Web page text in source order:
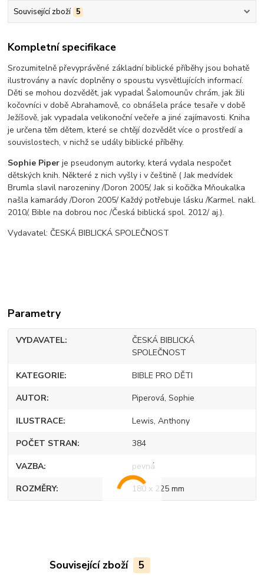
Související zboží 5
Kompletní specifikace
Srozumitelně převyprávěné základní biblické příběhy jsou bohatě
ilustrovány a navíc doplněny o spoustu vysvětlujících informací.
Děti se mohou dozvědět, jak vypadal Šalomounův chrám, jak žili
kočovníci v době Abrahamově, co obnášela práce tesaře v době
Ježíšově, jak vypadala velikonoční večeře a jiné zajímavosti. Kniha
je určena těm dětem, které se chtějí dozvědět více o prostředí a
souvislostech, v nichž se udály biblické příběhy.
Sophie Piper je pseudonym autorky, která vydala nespočet
dětských knih. Některé z nich vyšly i v češtině ( Jak medvídek
Brumla slavil narozeniny /Doron 2005/, Jak si kočička Mňoukalka
našla kamarády /Doron 2005/ Každý potřebuje lásku /Karmel. nakl.
2010/, Bible na dobrou noc /Česká biblická spol. 2012/ aj.).
Vydavatel: ČESKÁ BIBLICKÁ SPOLEČNOST
Parametry
VYDAVATEL
ČESKÁ BIBLICKÁ
SPOLEČNOST
KATEGORIE BIBLE PRO DĚTI
AUTOR Piperová, Sophie
ILUSTRACE Lewis, Anthony
POČET STRAN 384
VAZBA pevná
ROZMĚRY 180 x 225 mm
Související zboží 5